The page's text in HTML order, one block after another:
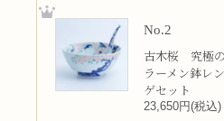
No.2
古木桜 究極の
ラーメン鉢レン
ゲセット
23,650円(税込)